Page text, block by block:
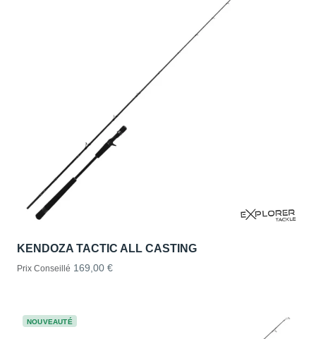
KENDOZA TACTIC ALL CASTING
Prix Conseillé 169,00 €
NOUVEAUTÉ